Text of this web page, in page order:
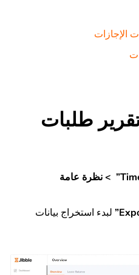
الإجازات
طلبات
نظرة عامة
لبدء استخراج بيانات